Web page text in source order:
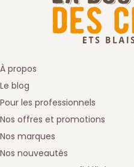
À propos
Le blog
Pour les professionnels
Nos offres et promotions
Nos marques
Nos nouveautés